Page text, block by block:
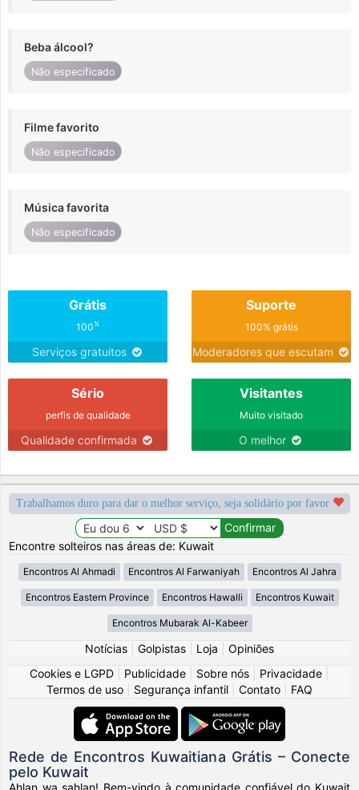
Beba álcool?
Não especificado
Filme favorito
Não especificado
Música favorita
Não especificado
Grátis
100%
Serviços gratuitos
Suporte
100% grátis
Moderadores que escutam
Sério
perfis de qualidade
Qualidade confirmada
Visitantes
Muito visitado
O melhor
Trabalhamos duro para dar o melhor serviço, seja solidário por favor
Encontre solteiros nas áreas de: Kuwait
Encontros Al Ahmadi Encontros Al Farwaniyah Encontros Al Jahra
Encontros Eastern Province Encontros Hawalli Encontros Kuwait
Encontros Mubarak Al-Kabeer
Notícias Golpistas Loja
Opiniões
Cookies e LGPD
Publicidade Sobre nós Privacidade
Termos de uso
Segurança infantil Contato FAQ
Rede de Encontros Kuwaitiana Grátis – Conecte
pelo Kuwait
Ahlan wa sahlan! Bem-vindo à comunidade confiável do Kuwait